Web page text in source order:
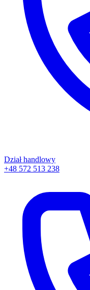
Dział handlowy
+48 572 513 238